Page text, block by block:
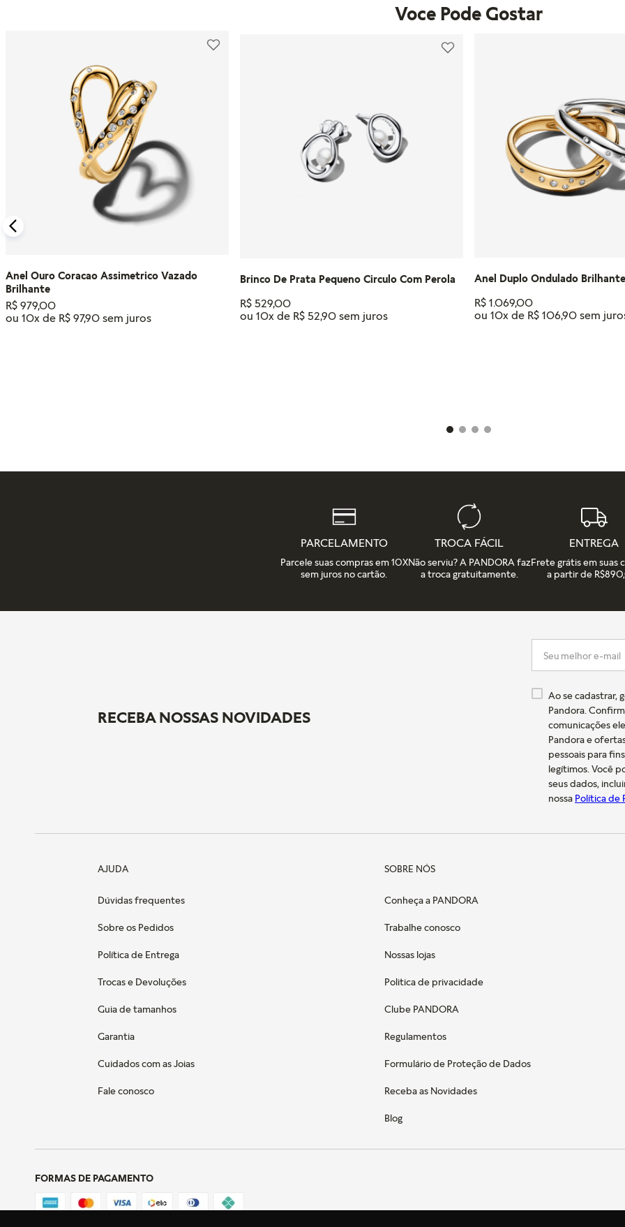
Voce Pode Gostar
Anel Ouro Coracao Assimetrico Vazado
Brilhante
R$ 979,00
ou 10x de R$ 97,90
Brinco De Prata Pequeno Circulo Com Perola
R$ 529,00
ou 10x de R$ 52,90
Anel Duplo Ondulado
R$ 1.069,00
ou 10x de R$ 106,90
PARCELAMENTO
Parcele suas compras em 10X
sem juros no cartão.
TROCA FÁCIL
Não serviu? A PANDORA faz
a troca gratuitamente.
ENTREGA
Frete grátis em suas
a partir de
RECEBA NOSSAS NOVIDADES
Ao se cadastrar,
Pandora.
comunicações
Pandora e
pessoais para
legítimos. Você
seus dados,
nossa Política de
AJUDA
Dúvidas frequentes
Sobre os Pedidos
Política de Entrega
Trocas e Devoluções
Guia de tamanhos
Garantia
Cuidados com as Joias
Fale conosco
SOBRE NÓS
Conheça a PANDORA
Trabalhe conosco
Nossas lojas
Politica de privacidade
Clube PANDORA
Regulamentos
Formulário de Proteção de Dados
Receba as Novidades
Blog
FORMAS DE PAGAMENTO